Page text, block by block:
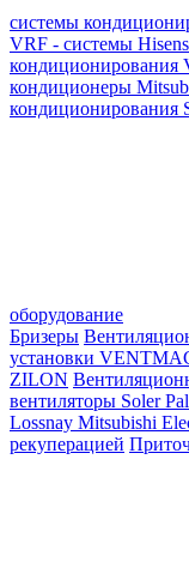
системы
VRF - системы
кондиционирования
кондиционеры
кондиционирования
оборудование
Бризеры
установки
ZILON
вентиляторы Soler
Lossnay Mitsubishi
рекуперацией